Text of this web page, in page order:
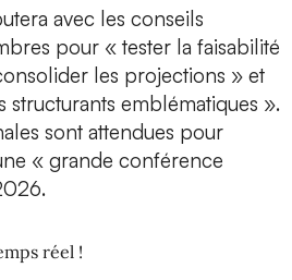
avec les conseils
pour « tester la faisabilité
les projections » et
structurants emblématiques ».
sont attendues pour
« grande conférence
réel !